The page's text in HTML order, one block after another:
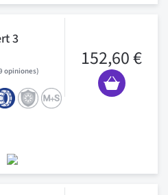
3
opiniones
152,60 €